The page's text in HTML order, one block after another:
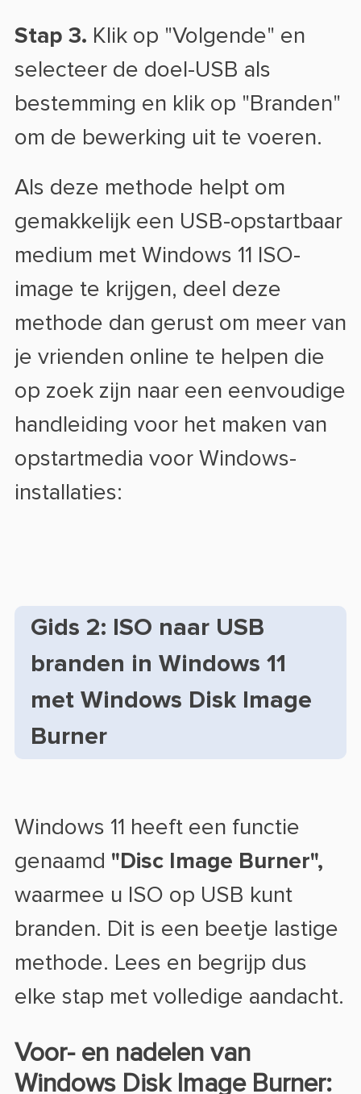
Stap 3. Klik op "Volgende" en
selecteer de doel-USB als
bestemming en klik op "Branden"
om de bewerking uit te voeren.
Als deze methode helpt om
gemakkelijk een USB-opstartbaar
medium met Windows 11 ISO-
image te krijgen, deel deze
methode dan gerust om meer van
je vrienden online te helpen die
op zoek zijn naar een eenvoudige
handleiding voor het maken van
opstartmedia voor Windows-
installaties:
Gids 2: ISO naar USB
branden in Windows 11
met Windows Disk Image
Burner
Windows 11 heeft een functie
genaamd "Disc Image Burner",
waarmee u ISO op USB kunt
branden. Dit is een beetje lastige
methode. Lees en begrijp dus
elke stap met volledige aandacht.
Voor- en nadelen van
Windows Disk Image Burner: